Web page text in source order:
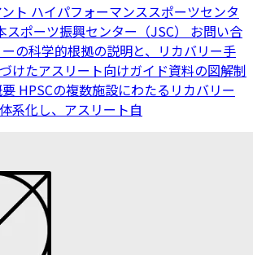
ト ハイパフォーマンススポーツセンタ
スポーツ振興センター（JSC） お問い合
の科学的根拠の説明と、リカバリー手
けたアスリート向けガイド資料の図解制
HPSCの複数施設にわたるリカバリー
系化し、アスリート自